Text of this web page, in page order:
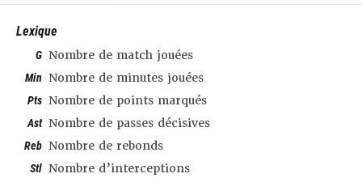
Lexique
G Nombre de match jouées
Min Nombre de minutes jouées
Pts Nombre de points marqués
Ast Nombre de passes décisives
Reb Nombre de rebonds
Stl Nombre d’interceptions